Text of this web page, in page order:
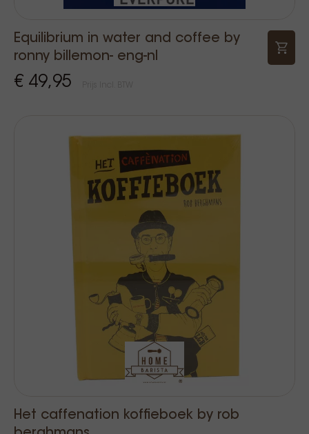
Equilibrium in water and coffee by
ronny billemon- eng-nl
€ 49,95
Het caffenation koffieboek by rob